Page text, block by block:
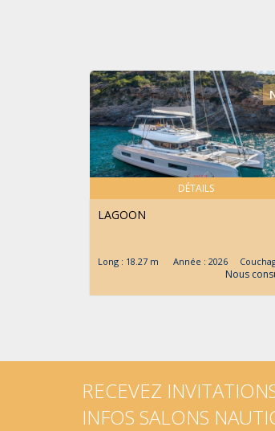
DÉTAILS
LAGOON
Long : 18.27 m Année : 2026
Nous
RECEVEZ
INFOS SALONS